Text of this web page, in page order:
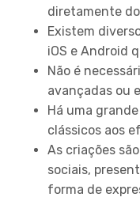
diretamente
Existem
iOS e Android
Não é
avançadas ou
Há uma
clássicos aos
As criações
sociais,
forma de